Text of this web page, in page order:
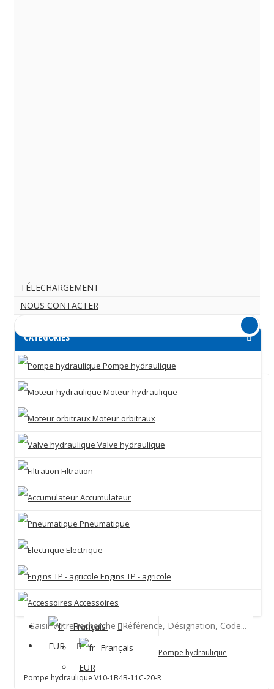
TÉLECHARGEMENT
NOUS CONTACTER
CATEGORIES
Pompe hydraulique
Moteur hydraulique
Moteur orbitraux
Valve hydraulique
Filtration
Accumulateur
Pneumatique
Electrique
Engins TP - agricole
Accessoires
Français
Français
EUR
EUR
Hydraulique
Pompe hydraulique
Pompe hydraulique V10-1B4B-11C-20-R